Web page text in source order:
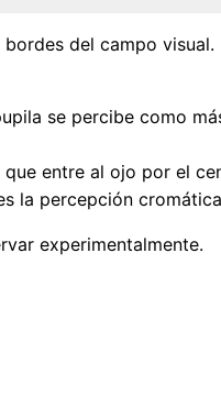
del campo visual.
se percibe como
que entre al ojo por el
la percepción
experimentalmente.